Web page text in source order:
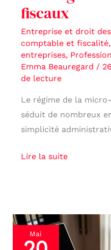
fiscaux
Entreprise et droit
comptable et fiscalité,
entreprises,
Emma Beauregard /
de lecture
Le régime de la
séduit de nombreux
simplicité
Lire la suite
Mai
Frais
professionnels